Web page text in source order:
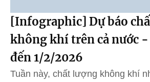
[Infographic] Dự báo
không khí trên cả nước
đến 1/2/2026
Tuần này, chất lượng không khí